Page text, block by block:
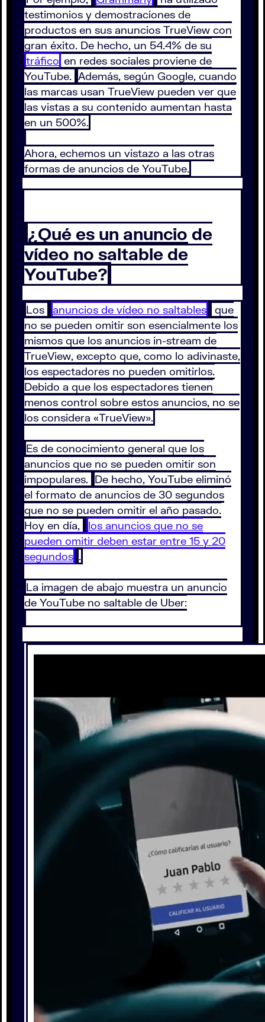
testimonios y demostraciones de
productos en sus anuncios TrueView con
gran éxito. De hecho, un 54.4% de su
tráfico en redes sociales proviene de
YouTube. Además, según Google, cuando
las marcas usan TrueView pueden ver que
las vistas a su contenido aumentan hasta
en un 500%.
Ahora, echemos un vistazo a las otras
formas de anuncios de YouTube.
¿Qué es un anuncio de
vídeo no saltable de
YouTube?
Los anuncios de vídeo no saltables
que
no se pueden omitir son esencialmente los
mismos que los anuncios in-stream de
TrueView, excepto que, como lo adivinaste,
los espectadores no pueden omitirlos.
Debido a que los espectadores tienen
menos control sobre estos anuncios, no se
los considera «TrueView».
Es de conocimiento general que los
anuncios que no se pueden omitir son
impopulares. De hecho, YouTube eliminó
el formato de anuncios de 30 segundos
que no se pueden omitir el año pasado.
Hoy en día,
los anuncios que no se
pueden omitir deben estar entre 15 y 20
segundos .
La imagen de abajo muestra un anuncio
de YouTube no saltable de Uber: